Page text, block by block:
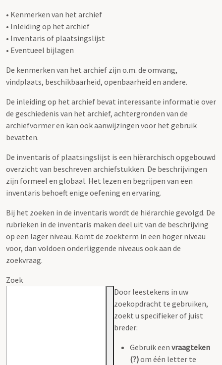
• Kenmerken van het archief
• Inleiding op het archief
• Inventaris of plaatsingslijst
• Eventueel bijlagen
De kenmerken van het archief zijn o.m. de omvang,
vindplaats, beschikbaarheid, openbaarheid en andere.
De inleiding op het archief bevat interessante informatie over
de geschiedenis van het archief, achtergronden van de
archiefvormer en kan ook aanwijzingen voor het gebruik
bevatten.
De inventaris of plaatsingslijst is een hiërarchisch opgebouwd
overzicht van beschreven archiefstukken. De beschrijvingen
zijn formeel en globaal. Het lezen en begrijpen van een
inventaris behoeft enige oefening en ervaring.
Bij het zoeken in de inventaris wordt de hiërarchie gevolgd. De
rubrieken in de inventaris maken deel uit van de beschrijving
op een lager niveau. Komt de zoekterm in een hoger niveau
voor, dan voldoen onderliggende niveaus ook aan de
zoekvraag.
Zoek
Door leestekens in uw
zoekopdracht te gebruiken,
zoekt u specifieker of juist
breder:
Gebruik een vraagteken
(?)om één letter te